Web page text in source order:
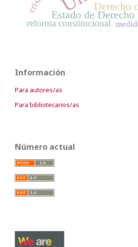
Estado de Derecho
Derecho
reforma constitucional
Información
Para autores/as
Para bibliotecarios/as
Número actual